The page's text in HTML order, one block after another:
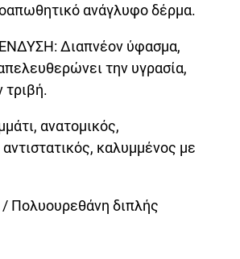
ανάγλυφο δέρμα.
Διαπνέον ύφασμα,
την υγρασία,
τριβή.
ανατομικός,
καλυμμένος με
Πολυουρεθάνη διπλής